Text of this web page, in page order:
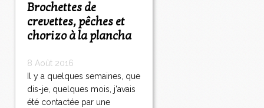
Brochettes de
crevettes, pêches et
chorizo à la plancha
8 Août 2016
Il y a quelques semaines, que
dis-je, quelques mois, j'avais
été contactée par une